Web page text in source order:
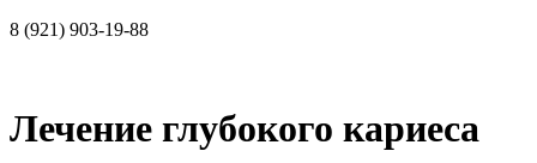
8 (921) 903-19-88
Лечение глубокого кариеса